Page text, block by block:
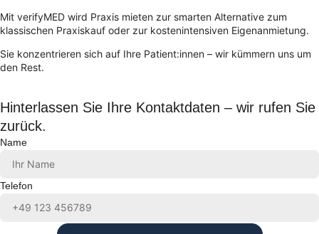
Mit verifyMED wird Praxis mieten zur smarten Alternative zum
klassischen Praxiskauf oder zur kostenintensiven Eigenanmietung.
Sie konzentrieren sich auf Ihre Patient:innen – wir kümmern uns um
den Rest.
Hinterlassen Sie Ihre Kontaktdaten – wir rufen Sie
zurück.
Name
Telefon